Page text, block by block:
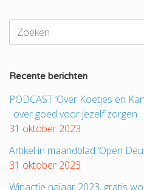
Zoeken
naar:
Recente berichten
PODCAST ‘Over Koetjes en
: over goed voor jezelf zorgen
31 oktober 2023
Artikel in maandblad ‘Open
31 oktober 2023
Winactie najaar 2023, gratis